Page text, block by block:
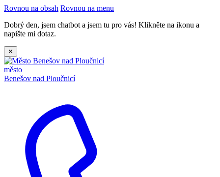
Rovnou na obsah Rovnou na menu
Dobrý den, jsem chatbot a jsem tu pro vás! Klikněte na ikonu a
napište mi dotaz.
✕
město
Benešov nad Ploučnicí